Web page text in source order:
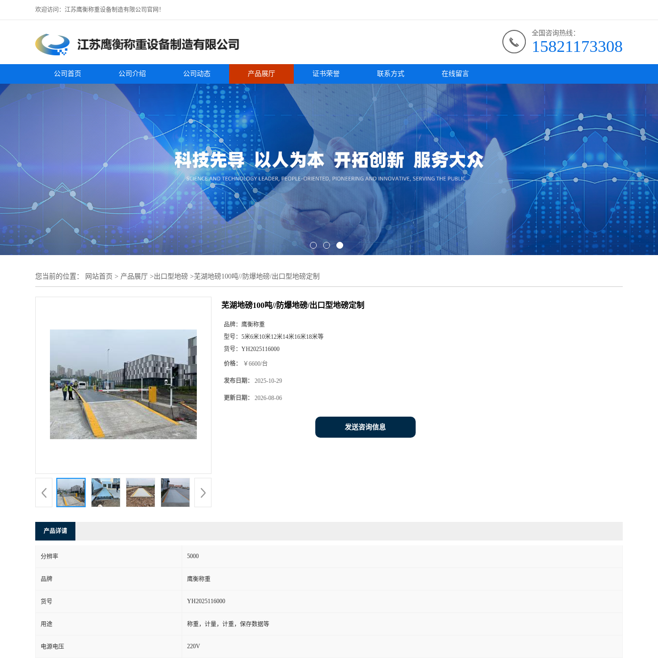
欢迎访问：江苏鹰衡称重设备制造有限公司官网！
全国咨询热线：
15821173308
公司首页 公司介绍 公司动态 产品展厅 证书荣誉 联系方式 在线留言
您当前的位置： 网站首页 > 产品展厅 >出口型地磅 >芜湖地磅100吨//防爆地磅/出口型地磅定制
芜湖地磅100吨//防爆地磅/出口型地磅定制
品牌： 鹰衡称重
型号： 5米6米10米12米14米16米18米等
货号： YH2025116000
价格： ￥6600/台
发布日期： 2025-10-29
更新日期： 2026-08-06
发送咨询信息
产品详请
分辨率 5000
品牌 鹰衡称重
货号 YH2025116000
用途 称重，计量，计重，保存数据等
电源电压 220V